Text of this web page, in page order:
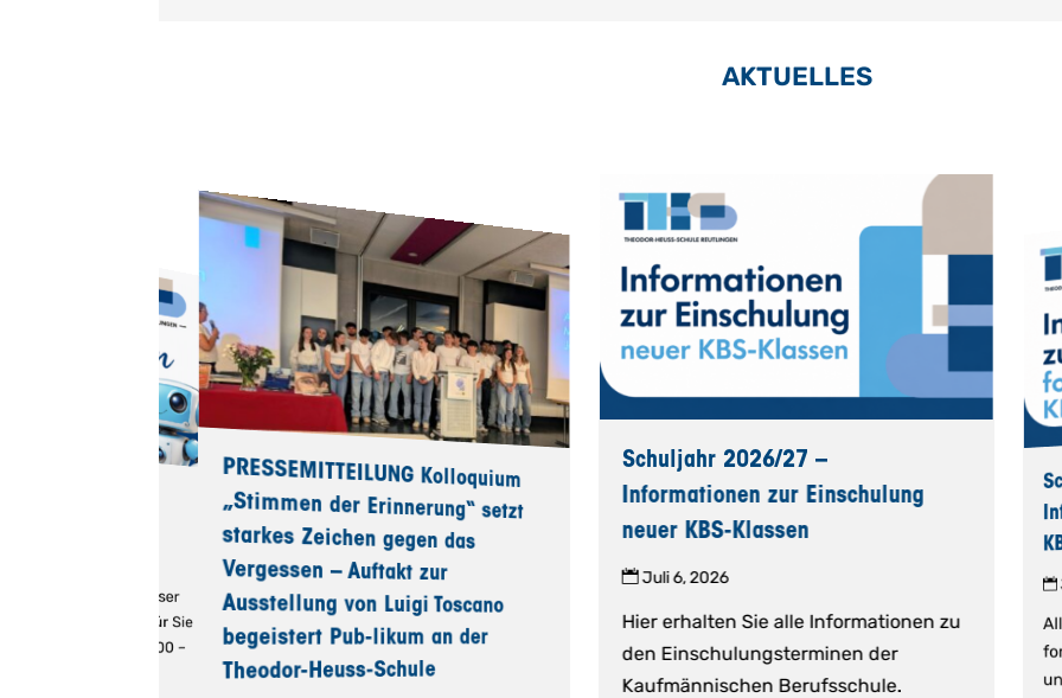
AKTUELLES
ist unser
Zeiten für Sie
– 14.08.2026: 08:00 –
PRESSEMITTEILUNG Kolloquium
„Stimmen der Erinnerung“ setzt
starkes Zeichen gegen das
Vergessen – Auftakt zur
Ausstellung von Luigi Toscano
begeistert Pub-likum an der
Theodor-Heuss-Schule
Schuljahr 2026/27 –
Informationen zur Einschulung
neuer KBS-Klassen
Juli 6, 2026
Hier erhalten Sie alle Informationen zu
den Einschulungsterminen der
Kaufmännischen Berufsschule.